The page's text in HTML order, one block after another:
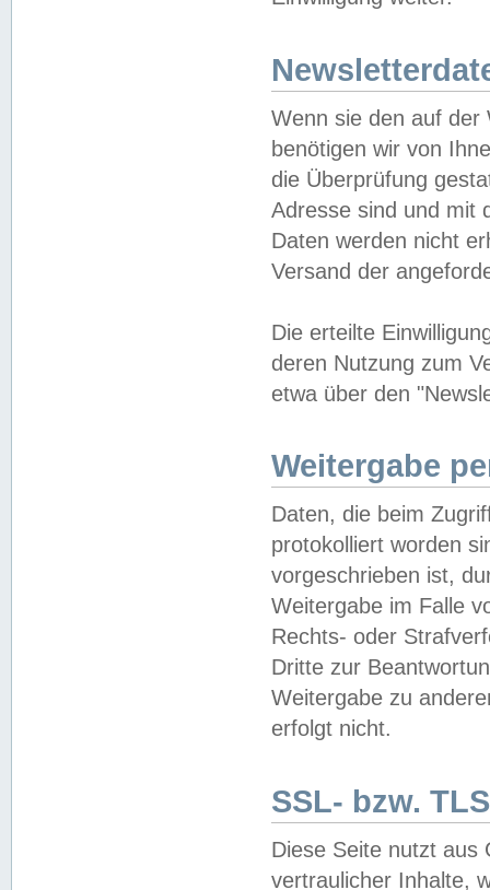
Wenn sie den auf der
benötigen wir von
die Überprüfung
Adresse sind und mit
Daten werden nicht
Versand der
Die erteilte
deren Nutzung zum
etwa über den
Weitergabe
Daten, die beim
protokolliert worden
vorgeschrieben ist,
Weitergabe im Falle
Rechts- oder
Dritte zur
Weitergabe zu
erfolgt nicht.
SSL- bzw.
Diese Seite nutzt aus
vertraulicher Inhalte,